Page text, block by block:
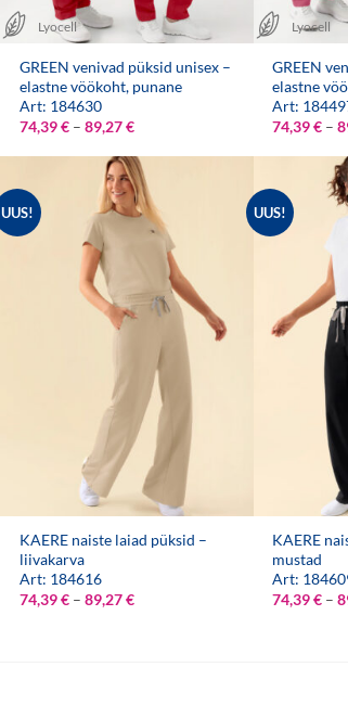
Lyocell
GREEN venivad püksid unisex –
elastne vöökoht, punane
Art: 184630
74,39€ – 89,27€Hinnavahemik:
kuni
89,27 €
Lyocell
GREEN
elastne
Art:
74,39€ –
UUS!
KAERE naiste laiad püksid –
liivakarva
Art: 184616
74,39€ – 89,27€Hinnavahemik:
UUS!
KAERE
mustad
Art:
74,39€ –